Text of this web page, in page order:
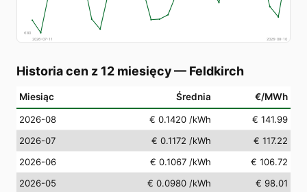
€80
2026-07-11
2026-08-10
Historia cen z 12 miesięcy— Feldkirch
Miesiąc Średnia €/MWh
2026-08 € 0.1420 /kWh
€ 141.99
2026-07
€ 0.1172 /kWh
€ 117.22
2026-06
€ 0.1067 /kWh
€ 106.72
2026-05
€ 0.0980 /kWh
€ 98.01